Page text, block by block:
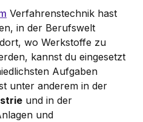
Verfahrenstechnik hast
in der Berufswelt
wo Werkstoffe zu
kannst du eingesetzt
Aufgaben
unter anderem in der
und in der
und